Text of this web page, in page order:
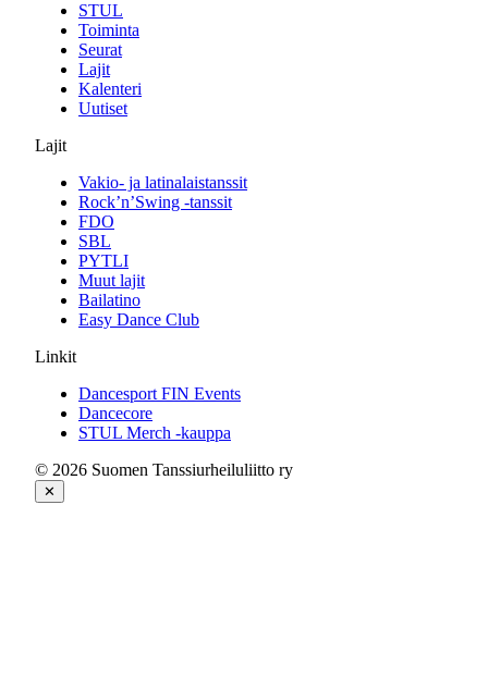
STUL
Toiminta
Seurat
Lajit
Kalenteri
Uutiset
Lajit
Vakio- ja latinalaistanssit
Rock’n’Swing -tanssit
FDO
SBL
PYTLI
Muut lajit
Bailatino
Easy Dance Club
Linkit
Dancesport FIN Events
Dancecore
STUL Merch -kauppa
© 2026 Suomen Tanssiurheiluliitto ry
✕